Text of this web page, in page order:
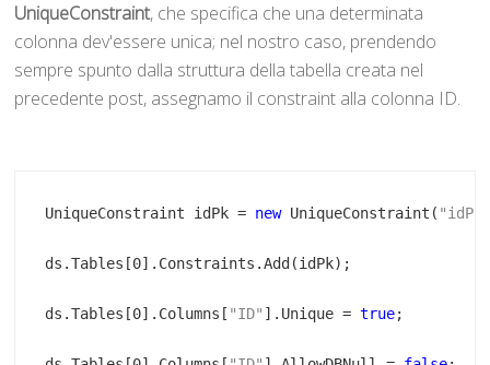
UniqueConstraint, che specifica che una determinata
colonna dev'essere unica; nel nostro caso, prendendo
sempre spunto dalla struttura della tabella creata nel
precedente post, assegnamo il constraint alla colonna ID.
UniqueConstraint idPk = new UniqueConstraint(
ds.Tables[0].Columns[ "ID" ].Unique = true